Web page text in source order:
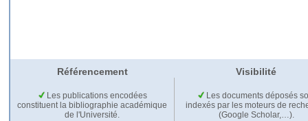
Référencement Visibilité
Les publications encodées
constituent la bibliographie académique
de l'Université.
Les documents déposés
indexés par les moteurs de
(Google Scholar,…).